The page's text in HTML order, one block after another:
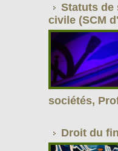
Statuts de
civile (SCM
sociétés,
Droit du